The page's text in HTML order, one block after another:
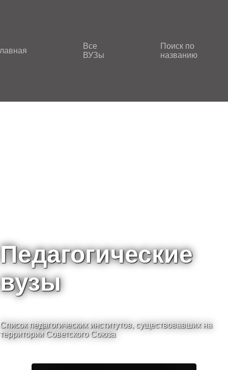
Все
ВУЗы
Поиск по
названию
Педагогические
вузы
Список педагогических институтов, существовавших на
территории Советского Союза